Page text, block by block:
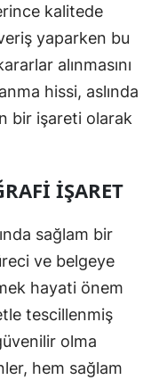
kalitede
yaparken bu
alınmasını
hissi, aslında
bir işareti olarak
İŞARET
sağlam bir
ve belgeye
hayati önem
tescillenmiş
olma
hem sağlam